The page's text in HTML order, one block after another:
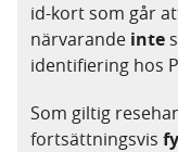
id-kort som går
närvarande inte
identifiering hos
Som giltig
fortsättningsvis